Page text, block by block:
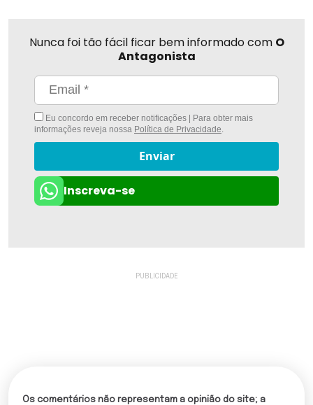
Nunca foi tão fácil ficar bem informado com O
Antagonista
Eu concordo em receber notificações | Para obter mais
informações reveja nossa Política de Privacidade.
Enviar
Inscreva-se
Os comentários não representam a opinião do site; a